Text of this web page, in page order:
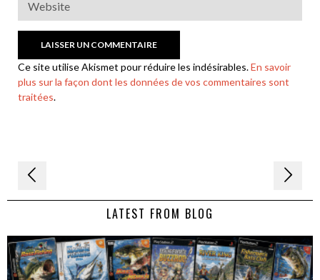
Ce site utilise Akismet pour réduire les indésirables.En savoir
plus sur la façon dont les données de vos commentaires sont
traitées.
Navigation
de LATEST FROM BLOG